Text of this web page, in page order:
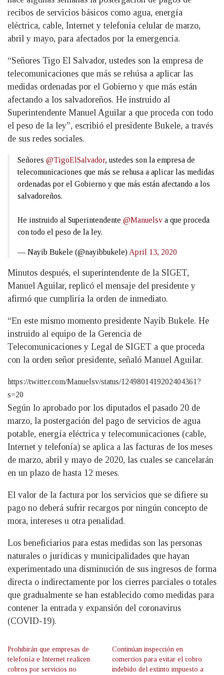
recibos de servicios básicos como agua, energía
eléctrica, cable, Internet y telefonía celular de marzo,
abril y mayo, para afectados por la emergencia.
“Señores Tigo El Salvador, ustedes son la empresa de
telecomunicaciones que más se rehúsa a aplicar las
medidas ordenadas por el Gobierno y que más están
afectando a los salvadoreños. He instruido al
Superintendente Manuel Aguilar a que proceda con todo
el peso de la ley”, escribió el presidente Bukele, a través
de sus redes sociales.
Señores @TigoElSalvador, ustedes son la empresa de
telecomunicaciones que más se rehusa a aplicar las medidas
ordenadas por el Gobierno y que más están afectando a los
salvadoreños.
He instruido al Superintendente @Manuelsv a que proceda
con todo el peso de la ley.
— Nayib Bukele (@nayibbukele) April 13, 2020
Minutos después, el superintendente de la SIGET,
Manuel Aguilar, replicó el mensaje del presidente y
afirmó que cumpliría la orden de inmediato.
“En este mismo momento presidente Nayib Bukele. He
instruido al equipo de la Gerencia de
Telecomunicaciones y Legal de SIGET a que proceda
con la orden señor presidente, señaló Manuel Aguilar.
https://twitter.com/Manuelsv/status/1249801419202404361?
s=20
Según lo aprobado por los diputados el pasado 20 de
marzo, la postergación del pago de servicios de agua
potable, energía eléctrica y telecomunicaciones (cable,
Internet y telefonía) se aplica a las facturas de los meses
de marzo, abril y mayo de 2020, las cuales se cancelarán
en un plazo de hasta 12 meses.
El valor de la factura por los servicios que se difiere su
pago no deberá sufrir recargos por ningún concepto de
mora, intereses u otra penalidad.
Los beneficiarios para estas medidas son las personas
naturales o jurídicas y municipalidades que hayan
experimentado una disminución de sus ingresos de forma
directa o indirectamente por los cierres parciales o totales
que gradualmente se han establecido como medidas para
contener la entrada y expansión del coronavirus
(COVID-19).
Prohibirán que empresas de
telefonía e Internet realicen
cobros por servicios no
Continúan inspección en
comercios para evitar el cobro
indebido del extinto impuesto a